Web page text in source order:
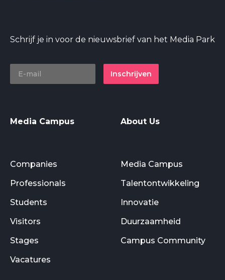
Schrijf je in voor de nieuwsbrief van het Media Park
Inschrijven
Media Campus
Companies
Professionals
Students
Visitors
Stages
Vacatures
About Us
Media Campus
Talentontwikkeling
Innovatie
Duurzaamheid
Campus Community